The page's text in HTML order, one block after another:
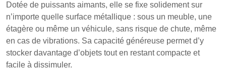
Dotée de puissants aimants, elle se fixe solidement sur
n’importe quelle surface métallique : sous un meuble, une
étagère ou même un véhicule, sans risque de chute, même
en cas de vibrations. Sa capacité généreuse permet d’y
stocker davantage d’objets tout en restant compacte et
facile à dissimuler.